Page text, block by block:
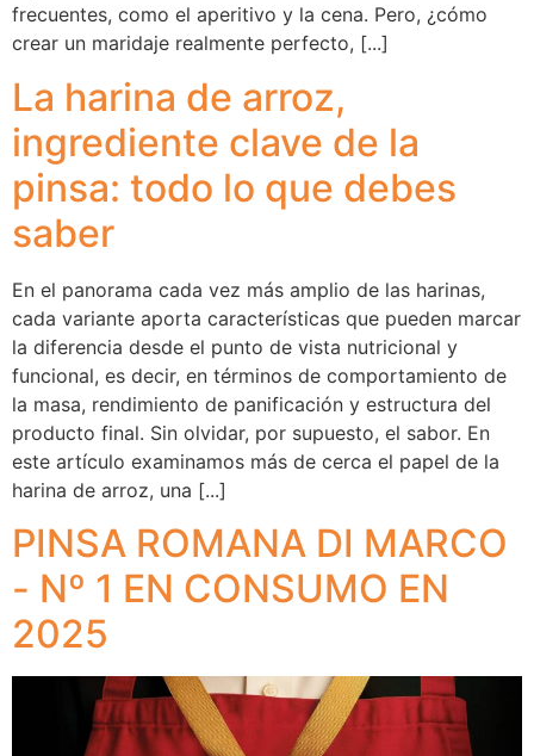
frecuentes, como el aperitivo y la cena. Pero, ¿cómo
crear un maridaje realmente perfecto, [...]
La harina de arroz,
ingrediente clave de la
pinsa: todo lo que debes
saber
En el panorama cada vez más amplio de las harinas,
cada variante aporta características que pueden marcar
la diferencia desde el punto de vista nutricional y
funcional, es decir, en términos de comportamiento de
la masa, rendimiento de panificación y estructura del
producto final. Sin olvidar, por supuesto, el sabor. En
este artículo examinamos más de cerca el papel de la
harina de arroz, una [...]
PINSA ROMANA DI MARCO
- Nº 1 EN CONSUMO EN
2025